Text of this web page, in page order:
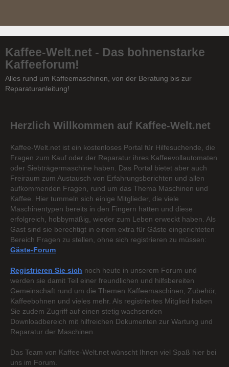
Kaffee-Welt.net - Das bohnenstarke
Kaffeeforum!
Alles rund um Kaffeemaschinen, von der Beratung bis zur
Reparaturanleitung!
Herzlich Willkommen auf Kaffee-Welt.net
Kaffee-Welt.net ist ein kostenloses Portal für Hilfesuchende, die
Fragen zum Kauf oder der Reparatur ihres Kaffeevollautomaten
oder Siebträgermaschine haben. Das Portal bietet aber auch
Freiraum zum Austausch von Erfahrungsberichten und allen
aufkommenden Fragen, rund um das Thema Maschinen und
Kaffee. Hier tummeln sich einige Mitglieder, die viele
Maschinentypen bereits in den Fingern hatten und diese
erfolgreich, hobbymäßig, wieder zum Leben erweckt haben. Als
Gast sind sie berechtigt in einem extra für Gäste eingerichteten
Bereich Fragen zu stellen, ohne sich registrieren zu müssen:
Gäste-Forum
Registrieren Sie sich noch heute in unserem Forum und
werden sie damit Teil einer freundlichen und hilfsbereiten
Gemeinschaft rund um die Themen Kaffeemaschinen, Zubehör,
Kaffeebohnen und vieles mehr. Als registriertes Mitglied haben
Sie zudem Zugriff auf einen stetig wachsenden
Downloadbereich mit hilfreichen Dokumenten zur Wartung und
Reparatur der Maschinen.
Das Team von Kaffee-Welt.net wünscht Ihnen viel Spaß hier bei
uns im Forum.